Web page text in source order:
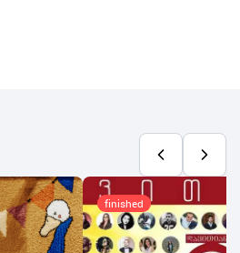
finished